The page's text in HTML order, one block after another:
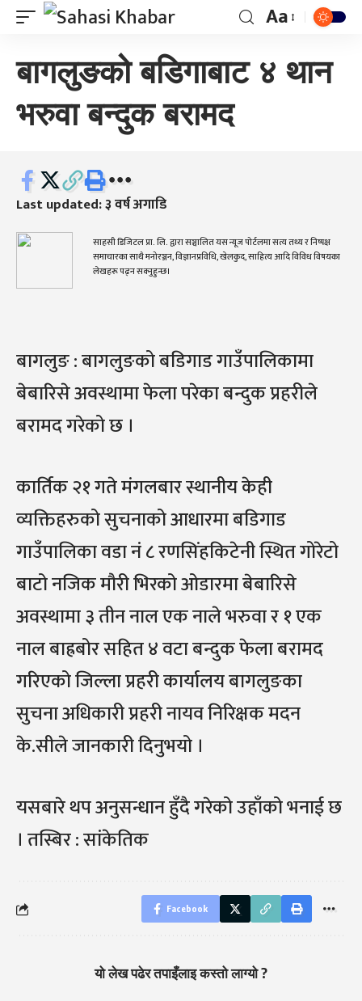
Aa
बागलुङको बडिगाबाट ४ थान
भरुवा बन्दुक बरामद
Last updated: ३ वर्ष अगाडि
साहसी डिजिटल प्रा. लि. द्वारा सञ्चालित यस न्यूज पोर्टलमा सत्य तथ्य र निष्पक्ष
समाचारका साथै मनोरञ्जन, विज्ञानप्रविधि, खेलकुद, साहित्य आदि विविध विषयका
लेखहरू पढ्न सक्नुहुन्छ।
बागलुङ : बागलुङको बडिगाड गाउँपालिकामा
बेबारिसे अवस्थामा फेला परेका बन्दुक प्रहरीले
बरामद गरेको छ ।
कार्तिक २१ गते मंगलबार स्थानीय केही
व्यक्तिहरुको सुचनाको आधारमा बडिगाड
गाउँपालिका वडा नं ८ रणसिंहकिटेनी स्थित गोरेटो
बाटो नजिक मौरी भिरको ओडारमा बेबारिसे
अवस्थामा ३ तीन नाल एक नाले भरुवा र १ एक
नाल बाह्रबोर सहित ४ वटा बन्दुक फेला बरामद
गरिएको जिल्ला प्रहरी कार्यालय बागलुङका
सुचना अधिकारी प्रहरी नायव निरिक्षक मदन
के.सीले जानकारी दिनुभयो ।
यसबारे थप अनुसन्धान हुँदै गरेको उहाँको भनाई छ
। तस्बिर : सांकेतिक
Facebook
यो लेख पढेर तपाइँलाइ कस्तो लाग्यो ?